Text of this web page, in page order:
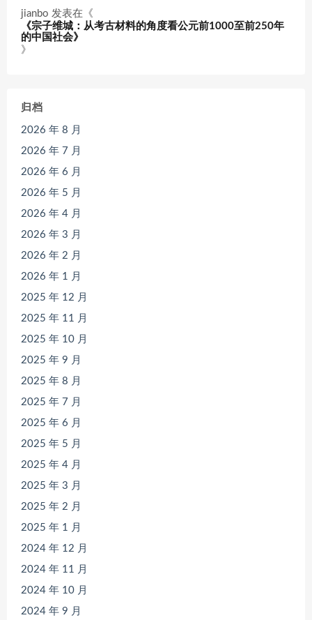
jianbo 发表在《
《宗子维城：从考古材料的角度看公元前1000至前250年
的中国社会》
》
归档
2026 年 8 月
2026 年 7 月
2026 年 6 月
2026 年 5 月
2026 年 4 月
2026 年 3 月
2026 年 2 月
2026 年 1 月
2025 年 12 月
2025 年 11 月
2025 年 10 月
2025 年 9 月
2025 年 8 月
2025 年 7 月
2025 年 6 月
2025 年 5 月
2025 年 4 月
2025 年 3 月
2025 年 2 月
2025 年 1 月
2024 年 12 月
2024 年 11 月
2024 年 10 月
2024 年 9 月